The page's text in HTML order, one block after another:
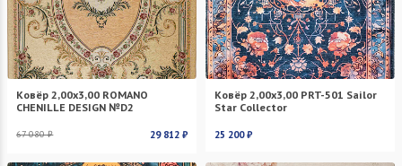
Ковёр 2,00х3,00 ROMANO
CHENILLE DESIGN №D2
67 080 ₽ 29 812 ₽
Ковёр 2,00х3,00 PRT-501 Sailor
Star Collector
25 200 ₽